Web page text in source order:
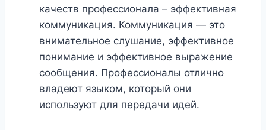
качеств профессионала – эффективная
коммуникация. Коммуникация — это
внимательное слушание, эффективное
понимание и эффективное выражение
сообщения. Профессионалы отлично
владеют языком, который они
используют для передачи идей.